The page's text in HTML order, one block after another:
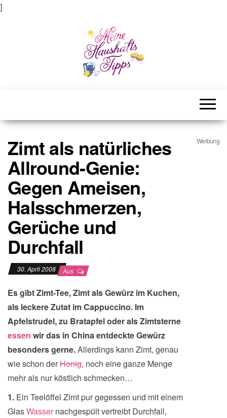
]
Zimt als natürliches
Allround-Genie:
Gegen Ameisen,
Halsschmerzen,
Gerüche und
Durchfall
Werbung
30. April 2008 Aus
Es gibt Zimt-Tee, Zimt als Gewürz im Kuchen,
als leckere Zutat im Cappuccino. Im
Apfelstrudel, zu Bratapfel oder als Zimtsterne
essen wir das in China entdeckte Gewürz
besonders gerne.Allerdings kann Zimt, genau
wie schon derHonig, noch eine ganze Menge
mehr als nur köstlich schmecken…
1. Ein Teelöffel Zimt pur gegessen und mit einem
GlasWasser nachgespült vertreibt Durchfall,